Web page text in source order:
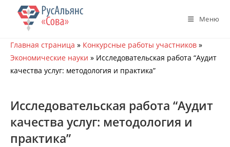
Перейти
содержимому
Меню
Главная страница » Конкурсные работы участников »
Экономические науки » Исследовательская работа “Аудит
качества услуг: методология и практика”
Исследовательская работа “Аудит
качества услуг: методология и
практика”